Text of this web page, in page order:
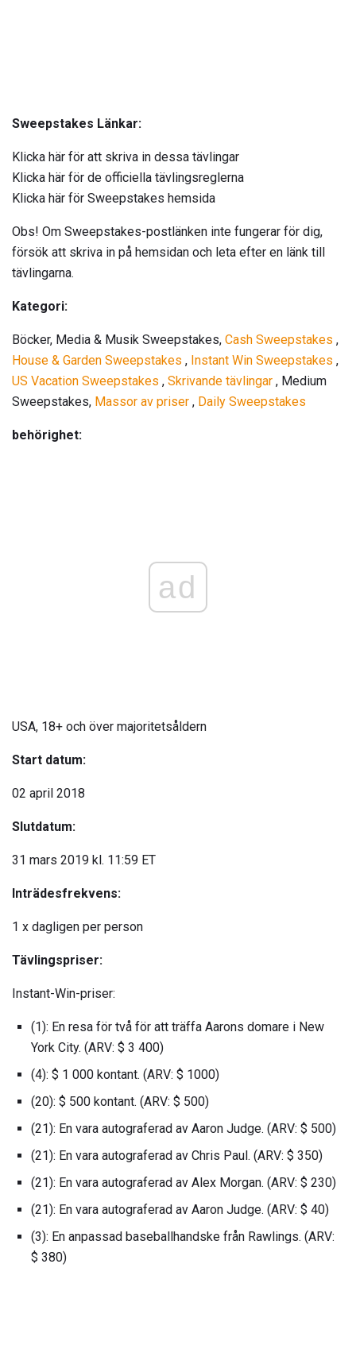
Sweepstakes Länkar:
Klicka här för att skriva in dessa tävlingar
Klicka här för de officiella tävlingsreglerna
Klicka här för Sweepstakes hemsida
Obs! Om Sweepstakes-postlänken inte fungerar för dig,
försök att skriva in på hemsidan och leta efter en länk till
tävlingarna.
Kategori:
Böcker, Media & Musik Sweepstakes, Cash Sweepstakes ,
House & Garden Sweepstakes , Instant Win Sweepstakes ,
US Vacation Sweepstakes , Skrivande tävlingar , Medium
Sweepstakes, Massor av priser , Daily Sweepstakes
behörighet:
ad
USA, 18+ och över majoritetsåldern
Start datum:
02 april 2018
Slutdatum:
31 mars 2019 kl. 11:59 ET
Inträdesfrekvens:
1 x dagligen per person
Tävlingspriser:
Instant-Win-priser:
(1): En resa för två för att träffa Aarons domare i New
York City. (ARV: $ 3 400)
(4): $ 1 000 kontant. (ARV: $ 1000)
(20): $ 500 kontant. (ARV: $ 500)
(21): En vara autograferad av Aaron Judge. (ARV: $ 500)
(21): En vara autograferad av Chris Paul. (ARV: $ 350)
(21): En vara autograferad av Alex Morgan. (ARV: $ 230)
(21): En vara autograferad av Aaron Judge. (ARV: $ 40)
(3): En anpassad baseballhandske från Rawlings. (ARV:
$ 380)